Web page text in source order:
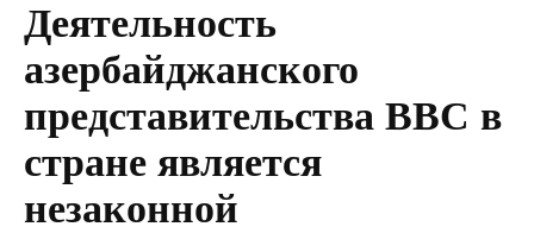
Деятельность
азербайджанского
представительства BBC в
стране является
незаконной